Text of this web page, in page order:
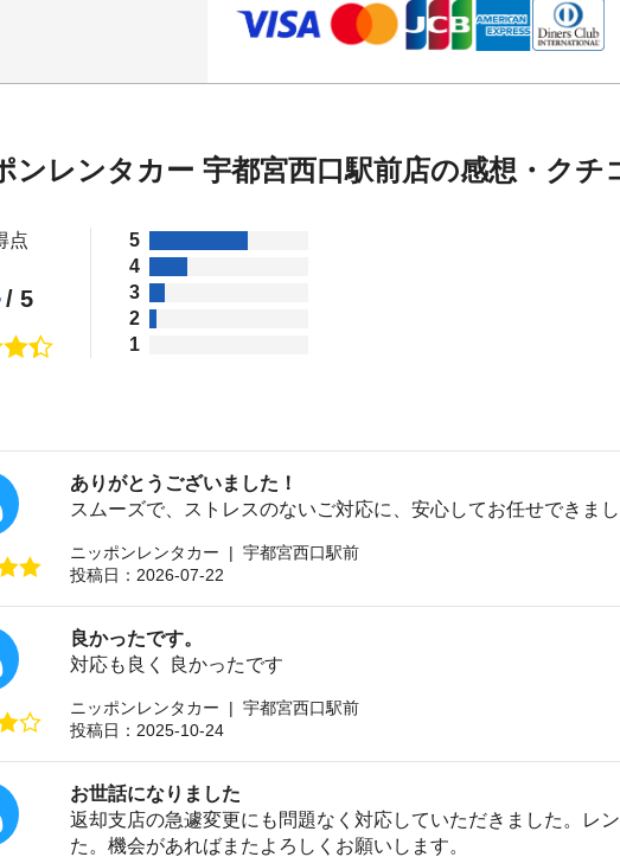
ンレンタカー 宇都宮西口駅前店の感想・クチ
点
/ 5
5
4
3
2
1
ありがとうございました！
スムーズで、ストレスのないご対応に、安心してお任せできま
ニッポンレンタカー | 宇都宮西口駅前
投稿日：2026-07-22
良かったです。
対応も良く 良かったです
ニッポンレンタカー | 宇都宮西口駅前
投稿日：2025-10-24
お世話になりました
返却支店の急遽変更にも問題なく対応していただきました。レ
た。機会があればまたよろしくお願いします。